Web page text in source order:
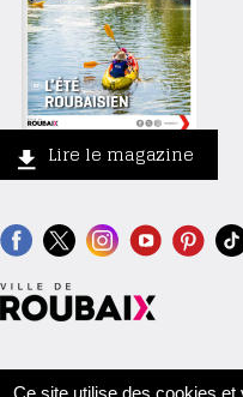
Lire le magazine
Contact Crédits Mentions
Ce site utilise des cookies